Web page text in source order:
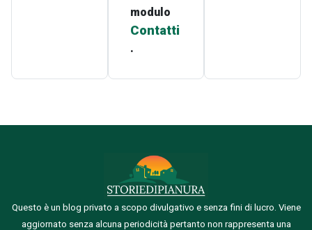
modulo
Contatti
.
Questo è un blog privato a scopo divulgativo e senza fini di lucro. Viene
aggiornato senza alcuna periodicità pertanto non rappresenta una